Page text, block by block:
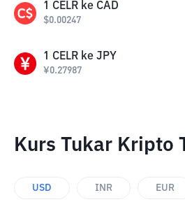
1 CELR ke CAD
$0.00247
1 CELR ke JPY
¥0.27987
Kurs Tukar Kripto
USD INR EUR